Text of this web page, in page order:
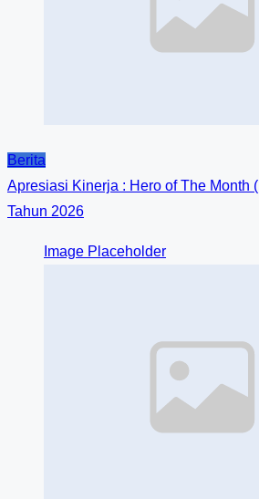
Berita
Apresiasi Kinerja : Hero of The Month
Tahun 2026
Image Placeholder